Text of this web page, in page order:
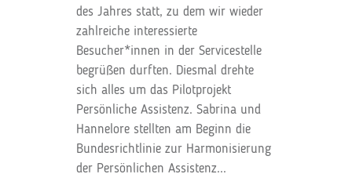
des Jahres statt, zu dem wir wieder
zahlreiche interessierte
Besucher*innen in der Servicestelle
begrüßen durften. Diesmal drehte
sich alles um das Pilotprojekt
Persönliche Assistenz. Sabrina und
Hannelore stellten am Beginn die
Bundesrichtlinie zur Harmonisierung
der Persönlichen Assistenz...